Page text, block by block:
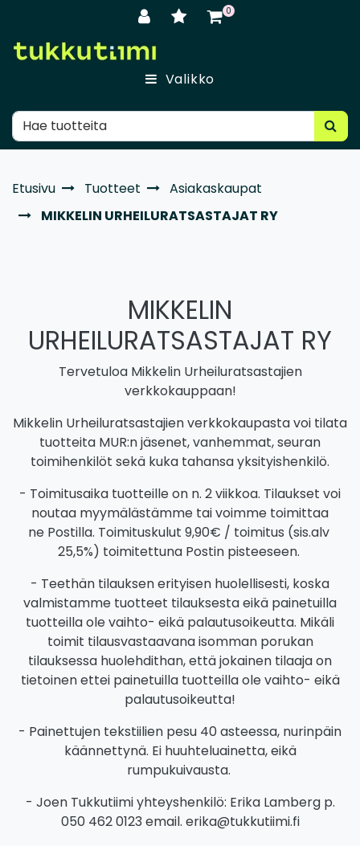
0
Valikko
Etusivu Tuotteet
Asiakaskaupat
MIKKELIN URHEILURATSASTAJAT RY
MIKKELIN
URHEILURATSASTAJAT RY
Tervetuloa Mikkelin Urheiluratsastajien
verkkokauppaan!
Mikkelin Urheiluratsastajien verkkokaupasta voi tilata
tuotteita MUR:n jäsenet, vanhemmat, seuran
toimihenkilöt sekä kuka tahansa yksityishenkilö.
- Toimitusaika tuotteille on n. 2 viikkoa. Tilaukset voi
noutaa myymälästämme tai voimme toimittaa
ne Postilla. Toimituskulut 9,90€ / toimitus (sis.alv
25,5%) toimitettuna Postin pisteeseen.
- Teethän tilauksen erityisen huolellisesti, koska
valmistamme tuotteet tilauksesta eikä painetuilla
tuotteilla ole vaihto- eikä palautusoikeutta. Mikäli
toimit tilausvastaavana isomman porukan
tilauksessa huolehdithan, että jokainen tilaaja on
tietoinen ettei painetuilla tuotteilla ole vaihto- eikä
palautusoikeutta!
- Painettujen tekstiilien pesu 40 asteessa, nurinpäin
käännettynä. Ei huuhteluainetta, eikä
rumpukuivausta.
- Joen Tukkutiimi yhteyshenkilö: Erika Lamberg p.
050 462 0123 email. erika@tukkutiimi.fi